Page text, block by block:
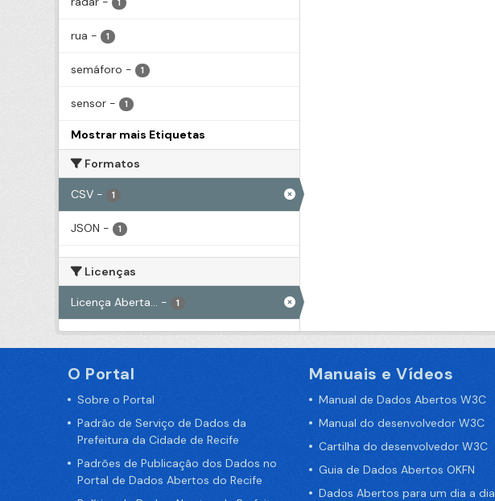
1
rua - 1
semáforo - 1
sensor - 1
Mostrar mais Etiquetas
Formatos
CSV - 1
JSON - 1
Licenças
Licença Aberta... - 1
O Portal
Sobre o Portal
Padrão de Serviço de Dados da
Prefeitura da Cidade de Recife
Padrões de Publicação dos Dados no
Portal de Dados Abertos do Recife
Manuais e Vídeos
Manual de Dados Abertos W3C
Manual do desenvolvedor W3C
Cartilha do desenvolvedor W3C
Guia de Dados Abertos OKFN
Dados Abertos para um dia a dia